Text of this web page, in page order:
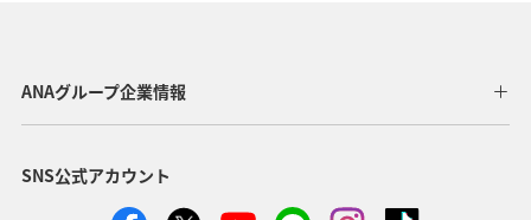
ANAグループ企業情報
SNS公式アカウント